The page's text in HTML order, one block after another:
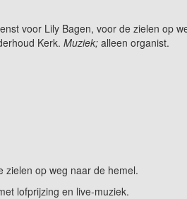
voor Lily Bagen, voor de zielen op
Kerk. Muziek;alleen organist.
zielen op weg naar de hemel.
lofprijzing en live-muziek.